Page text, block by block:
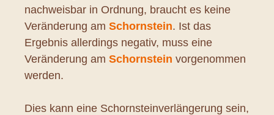
nachweisbar in Ordnung, braucht es keine
Veränderung am Schornstein. Ist das
Ergebnis allerdings negativ, muss eine
Veränderung am Schornstein vorgenommen
werden.
Dies kann eine Schornsteinverlängerung sein,